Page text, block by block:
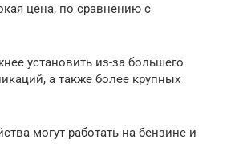
цена, по сравнению с
установить из-за большего
а также более крупных
могут работать на бензине и